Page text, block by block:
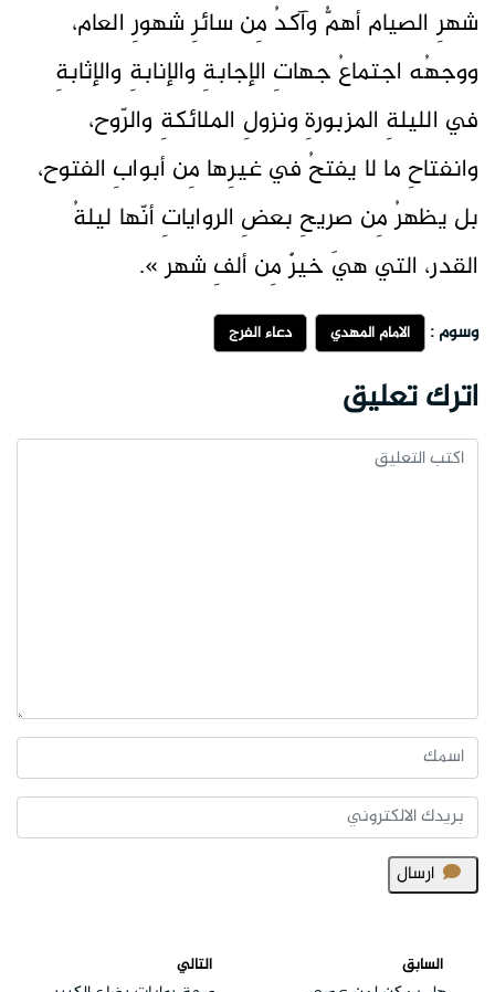
شهرِ الصيام أهمُّ وآكدُ مِن سائرِ شهورِ العام،
ووجهُه اجتماعُ جهاتِ الإجابةِ والإنابةِ والإثابةِ
في الليلةِ المزبورةِ ونزولِ الملائكةِ والرّوح،
وانفتاحِ ما لا يفتحُ في غيرِها مِن أبوابِ الفتوح،
بل يظهرُ مِن صريحِ بعضِ الرواياتِ أنّها ليلةُ
القدر، التي هيَ خيرٌ مِن ألفِ شهر ».
وسوم : الامام المهدي دعاء الفرج
اترك تعليق
ارسال
السابق التالي